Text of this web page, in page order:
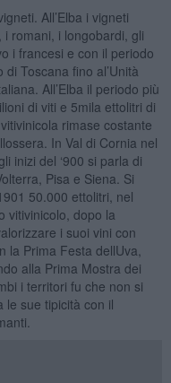
All’Elba i vigneti
romani, i longobardi, gli
i francesi e con il periodo
Toscana fino al’Unità
All’Elba il periodo più
di viti e 5mila ettolitri di
rimase costante
In Val di Cornia nel
inizi del ‘900 si parla di
Pisa e Siena. Si
50.000 ettolitri, nel
vitivinicolo, dopo la
i suoi vini con
la Prima Festa dellUva,
alla Prima Mostra dei
i territori fu che non si
le sue tipicità con il